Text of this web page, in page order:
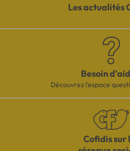
Les actualités
Besoin
Découvrez l'espace
Cofidis sur